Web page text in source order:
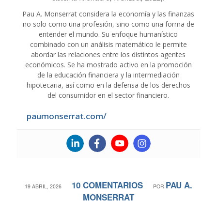
Pau A. Monserrat considera la economía y las finanzas
no solo como una profesión, sino como una forma de
entender el mundo. Su enfoque humanístico
combinado con un análisis matemático le permite
abordar las relaciones entre los distintos agentes
económicos. Se ha mostrado activo en la promoción
de la educación financiera y la intermediación
hipotecaria, así como en la defensa de los derechos
del consumidor en el sector financiero.
paumonserrat.com/
19 ABRIL, 2026
/ 10 COMENTARIOS
/ POR PAU A.
MONSERRAT